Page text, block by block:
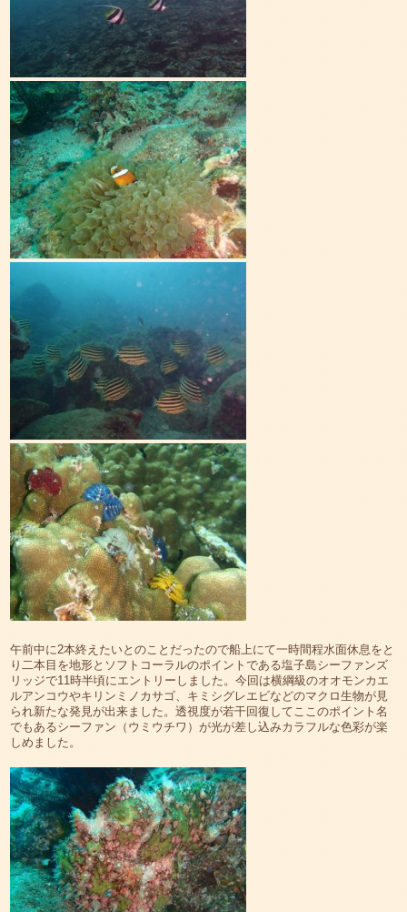
午前中に2本終えたいとのことだったので船上にて一時間程水面休息をと
り二本目を地形とソフトコーラルのポイントである塩子島シーファンズ
リッジで11時半頃にエントリーしました。今回は横綱級のオオモンカエ
ルアンコウやキリンミノカサゴ、キミシグレエビなどのマクロ生物が見
られ新たな発見が出来ました。透視度が若干回復してここのポイント名
でもあるシーファン（ウミウチワ）が光が差し込みカラフルな色彩が楽
しめました。